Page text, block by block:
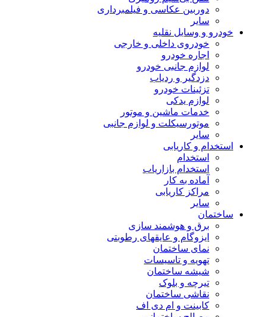
دوربین عکاسی و فیلمبرداری
سایر
خودرو و وسایل نقلیه
خودروی داخلی و خارجی
اجاره خودرو
لوازم جانبی خودرو
دزدگیر و ردیاب
تزئینات خودرو
لوازم یدکی
خدمات ماشین و موتور
موتورسیکلت و لوازم جانبی
سایر
استخدام و کاریابی
استخدام
استخدام بازاریاب
آماده به کار
مراکز کاریابی
سایر
ساختمان
برق و هوشمند سازی
ایزوگام و عایقهای رطوبتی
نمای ساختمان
تهویه و تاسیسات
شیشه ساختمان
تیرچه و بلوک
نقاشی ساختمان
کابینت و ام دی اف